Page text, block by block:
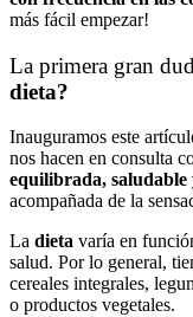
más fácil empezar!
La primera gran
dieta?
Inauguramos este
nos hacen en consulta
equilibrada,
acompañada de la
La dieta varía en
salud. Por lo general,
cereales integrales,
o productos vegetales.